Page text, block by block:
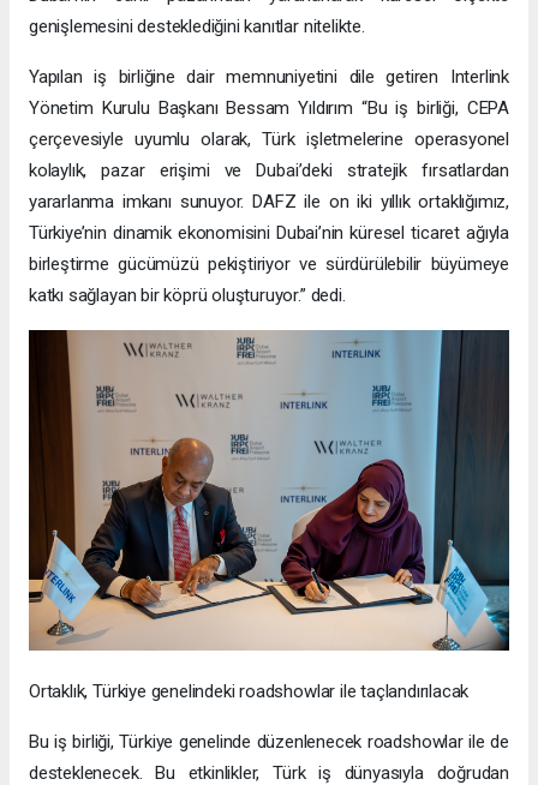
genişlemesini desteklediğini kanıtlar nitelikte.
Yapılan iş birliğine dair memnuniyetini dile getiren Interlink
Yönetim Kurulu Başkanı Bessam Yıldırım “Bu iş birliği, CEPA
çerçevesiyle uyumlu olarak, Türk işletmelerine operasyonel
kolaylık, pazar erişimi ve Dubai’deki stratejik fırsatlardan
yararlanma imkanı sunuyor. DAFZ ile on iki yıllık ortaklığımız,
Türkiye’nin dinamik ekonomisini Dubai’nin küresel ticaret ağıyla
birleştirme gücümüzü pekiştiriyor ve sürdürülebilir büyümeye
katkı sağlayan bir köprü oluşturuyor.” dedi.
Ortaklık, Türkiye genelindeki roadshowlar ile taçlandırılacak
Bu iş birliği, Türkiye genelinde düzenlenecek roadshowlar ile de
desteklenecek. Bu etkinlikler, Türk iş dünyasıyla doğrudan